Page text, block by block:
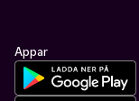
Appar